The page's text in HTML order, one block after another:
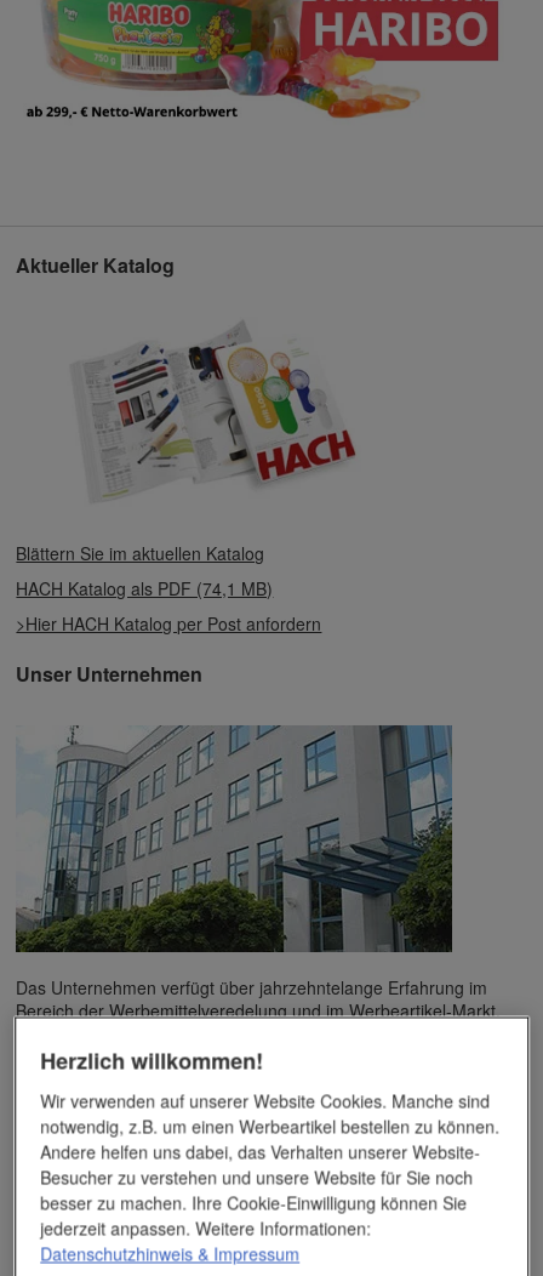
Aktueller Katalog
Blättern Sie im aktuellen Katalog
HACH Katalog als PDF (74,1 MB)
>Hier HACH Katalog per Post anfordern
Unser Unternehmen
Das Unternehmen verfügt über jahrzehntelange Erfahrung im
Bereich der Werbemittelveredelung und im Werbeartikel-Markt.
insbesondere wenn es um professionellen
Unser Service
Individuelle Beratung
Zahlen per Rechnung
Herzlich willkommen!
Wir verwenden auf unserer Website Cookies. Manche sind
notwendig, z.B. um einen Werbeartikel bestellen zu können.
Andere helfen uns dabei, das Verhalten unserer Website-
Besucher zu verstehen und unsere Website für Sie noch
besser zu machen. Ihre Cookie-Einwilligung können Sie
jederzeit anpassen. Weitere Informationen:
Datenschutzhinweis & Impressum